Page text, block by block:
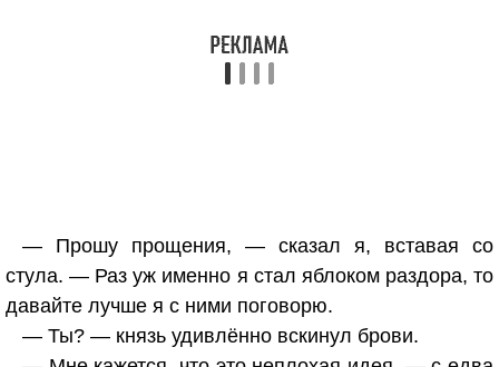
— Прошу прощения, — сказал я, вставая со
стула. — Раз уж именно я стал яблоком раздора, то
давайте лучше я с ними поговорю.
— Ты? — князь удивлённо вскинул брови.